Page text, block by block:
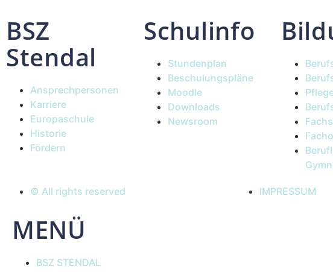
BSZ
Stendal
Ansprechpersonen
Karriere
Europaschule
Historie
Fördern
Schulinfo
Stundenplan
Beschulungspläne
Moodle
Downloads
Newsroom
© All rights reserved IMPRESSUM
MENÜ
BSZ STENDAL